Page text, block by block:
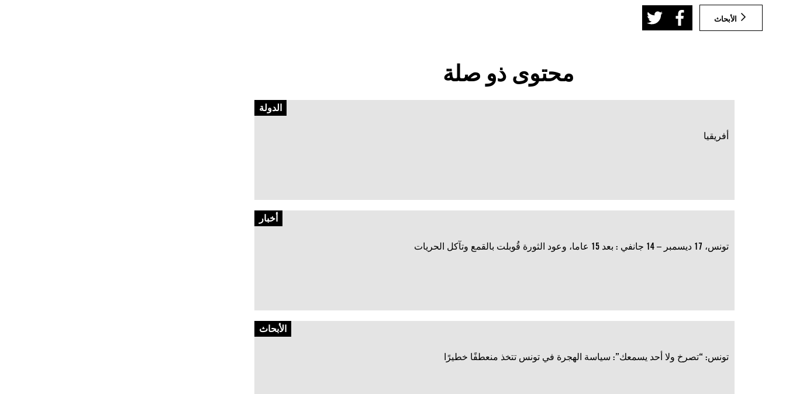
الأبحاث
محتوى ذو صلة
الدولة
أفريقيا
أخبار
تونس، 17 ديسمبر – 14 جانفي : بعد 15 عاما، وعود الثورة قُوبلت بالقمع وتآكل الحريات
الأبحاث
تونس: “تصرخ ولا أحد يسمعك”: سياسة الهجرة في تونس تتخذ منعطفًا خطيرًا